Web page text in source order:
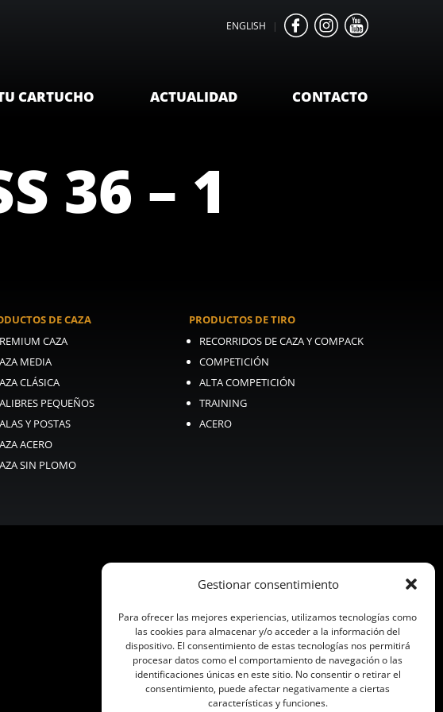
Gestionar consentimiento
Para ofrecer las mejores experiencias, utilizamos tecnologías como
las cookies para almacenar y/o acceder a la información del
dispositivo. El consentimiento de estas tecnologías nos permitirá
procesar datos como el comportamiento de navegación o las
identificaciones únicas en este sitio. No consentir o retirar el
consentimiento, puede afectar negativamente a ciertas
características y funciones.
ENGLISH |
CARTUCHO ACTUALIDAD CONTACTO
36 – 1
DE CAZA
CAZA
MEDIA
CLÁSICA
PEQUEÑOS
Y POSTAS
ACERO
SIN PLOMO
PRODUCTOS DE TIRO
RECORRIDOS DE CAZA Y COMPACK
COMPETICIÓN
ALTA COMPETICIÓN
TRAINING
ACERO